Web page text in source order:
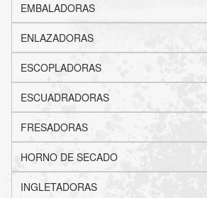
EMBALADORAS
ENLAZADORAS
ESCOPLADORAS
ESCUADRADORAS
FRESADORAS
HORNO DE SECADO
INGLETADORAS